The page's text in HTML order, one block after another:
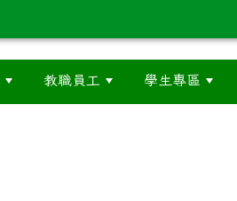
教職員工 學生專區